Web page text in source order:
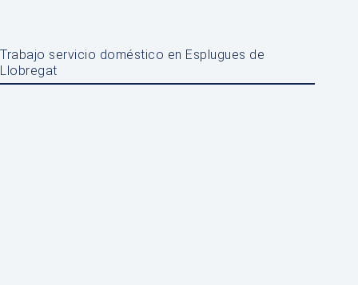
Trabajo servicio doméstico en Esplugues de
Llobregat